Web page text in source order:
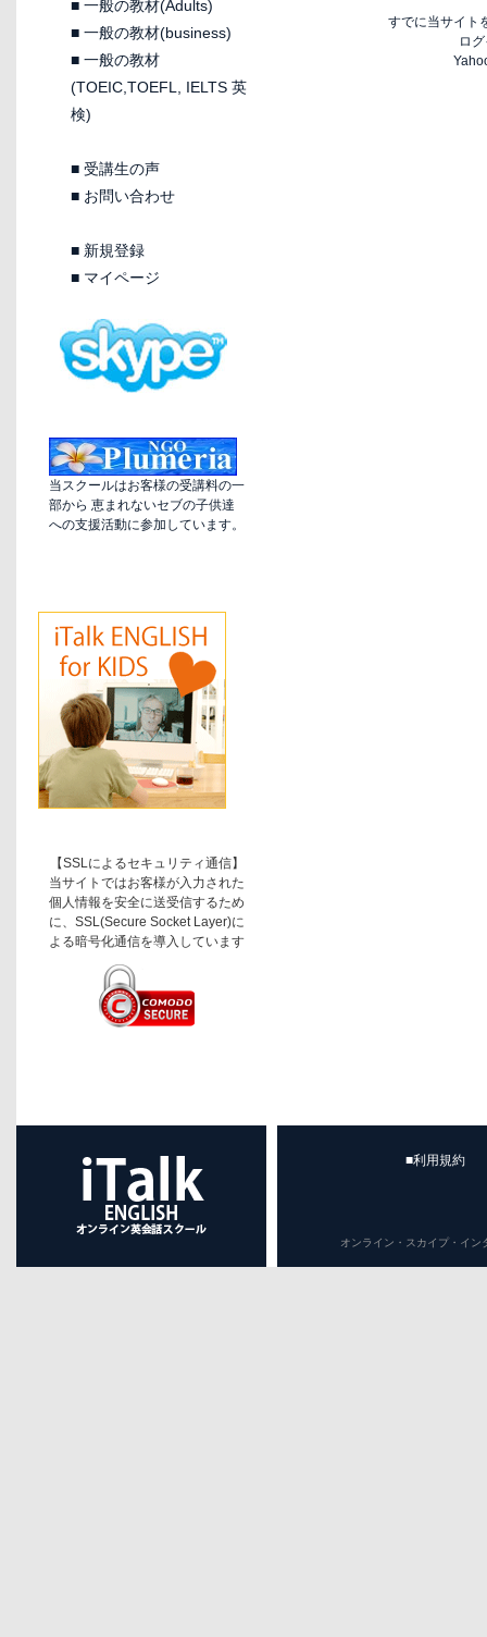
■ 一般の教材(Adults)
■ 一般の教材(business)
■ 一般の教材
(TOEIC,TOEFL, IELTS 英
検)
■ 受講生の声
■ お問い合わせ
■ 新規登録
■ マイページ
当スクールはお客様の受講料の一
部から 恵まれないセブの子供達
への支援活動に参加しています。
【SSLによるセキュリティ通信】
当サイトではお客様が入力された
個人情報を安全に送受信するため
に、SSL(Secure Socket Layer)に
よる暗号化通信を導入しています
すでに当サイト
ロ
■利用規約
オンライン・スカイプ・イ